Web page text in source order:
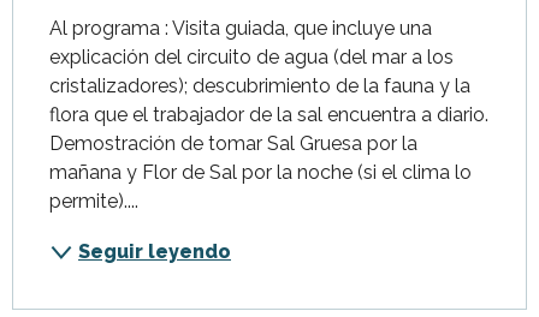
Al programa : Visita guiada, que incluye una
explicación del circuito de agua (del mar a los
cristalizadores); descubrimiento de la fauna y la
flora que el trabajador de la sal encuentra a diario.
Demostración de tomar Sal Gruesa por la
mañana y Flor de Sal por la noche (si el clima lo
permite)....
Seguir leyendo